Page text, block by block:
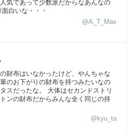
気であって少数派だからなあんなの
白いな・・・
@A_T_Max
財布はいなかったけど、やんちゃな
のお下がりの財布を持つみたいなの
スだったな。 大体はセカンドストリ
ンの財布だからみんな全く同じの持
@kyu_ta